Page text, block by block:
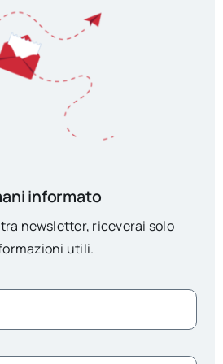
informato
newsletter, riceverai solo
utili.